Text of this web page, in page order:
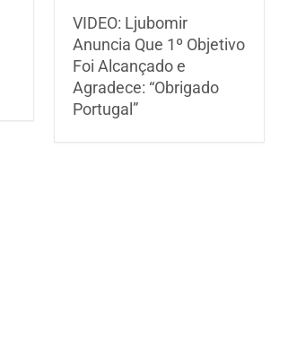
VIDEO: Ljubomir
Anuncia Que 1º Objetivo
Foi Alcançado e
Agradece: “Obrigado
Portugal”